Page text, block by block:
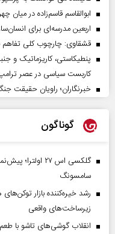
ابوالقاسم قاسم‌زاده در
اربعین مدرسه‌ای برای
قشقاوی: چارچوب کلی
پنطیکاستی، کاریزماتیک و
کاربست سیاسی در عصر
خبرنگاران؛ راویان حقیقت
گوناگون
گلکسی اس ۲۷
سامسونگ
زیرساخت‌های واقعی
انقلاب گوشی‌های تاشو‌ با